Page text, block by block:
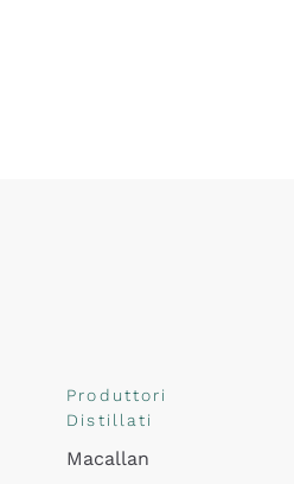
Produttori
Distillati
Macallan